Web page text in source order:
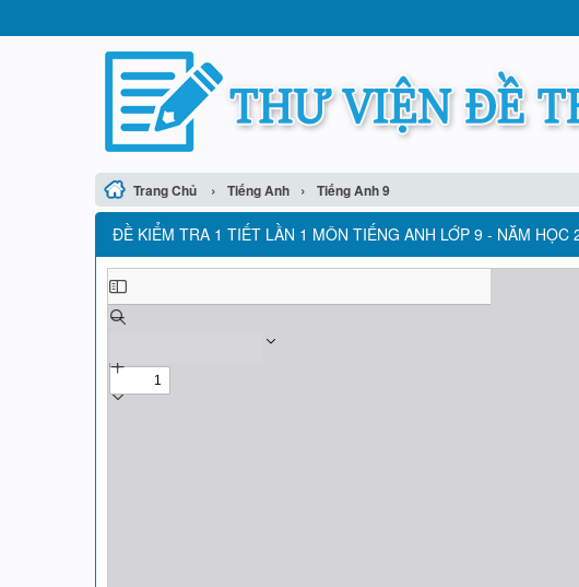
Trang Chủ › Tiếng Anh › Tiếng Anh 9
ĐỀ KIỂM TRA 1 TIẾT LẦN 1 MÔN TIẾNG ANH LỚP 9 - NĂM HỌC